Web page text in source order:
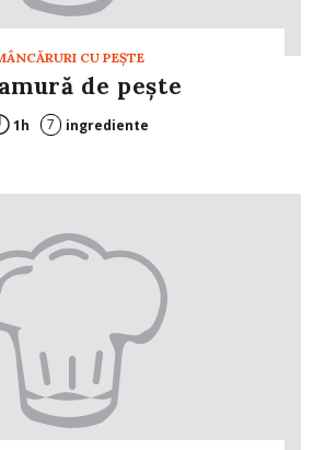
CU PEŞTE
de peşte
1h 7 ingrediente